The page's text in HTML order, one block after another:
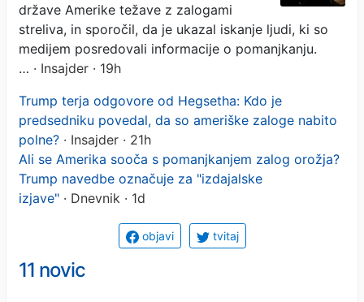
države Amerike težave z zalogami
streliva, in sporočil, da je ukazal iskanje ljudi, ki so
medijem posredovali informacije o pomanjkanju.
… · Insajder · 19h
Trump terja odgovore od Hegsetha: Kdo je
predsedniku povedal, da so ameriške zaloge nabito
polne? · Insajder · 21h
Ali se Amerika sooča s pomanjkanjem zalog orožja?
Trump navedbe označuje za "izdajalske
izjave" · Dnevnik · 1d
objavi tvitaj
11 novic